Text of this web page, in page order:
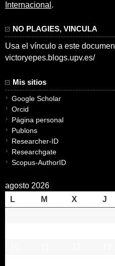
Internacional .
NO PLAGIES, VINCULA
Usa el vínculo a este
victoryepes.blogs.upv.es/
Mis sitios
Google Scholar
Orcid
Página personal
Publons
Researcher-ID
Researchgate
Scopus-AuthorID
agosto 2026
L
M X J